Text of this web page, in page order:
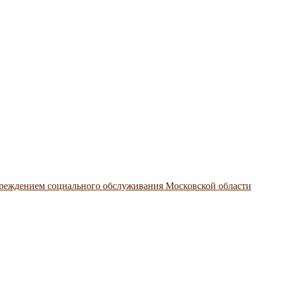
социального обслуживания Московской области